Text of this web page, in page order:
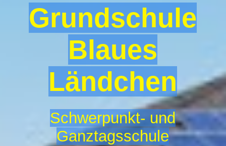
Grundschule
Blaues
Ländchen
Schwerpunkt- und
Ganztagsschule
Projekte
Betreuende Grundschule